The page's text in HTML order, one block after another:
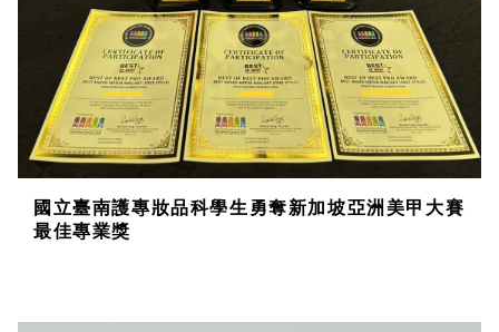
國立臺南護專妝品科學生勇奪新加坡亞洲美甲大賽
最佳專業獎